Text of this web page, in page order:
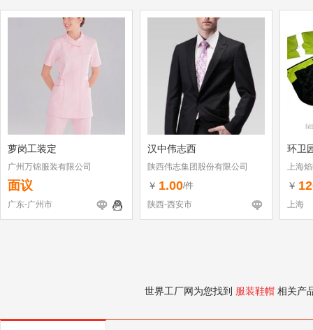
萝岗工装定
广州万锦服装有限公司
面议
广东-广州市
汉中伟志西
陕西伟志集团股份有限公司
￥ 1.00/件
陕西-西安市
环卫
上海
￥
上海
世界工厂网为您找到 服装鞋帽 相关产